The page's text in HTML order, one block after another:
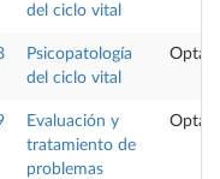
del ciclo vital
Psicopatología
del ciclo vital
Evaluación y
tratamiento de
problemas